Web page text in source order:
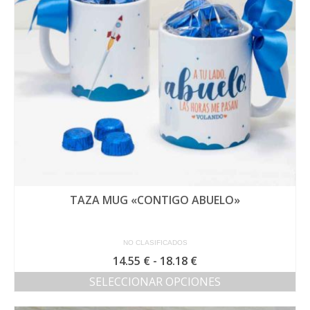
pueden
elegir
en
producto
TAZA MUG «CONTIGO ABUELO»
NO CLASIFICADOS
14.55 € - 18.18 €Rango
de
precios:
SELECCIONAR OPCIONES